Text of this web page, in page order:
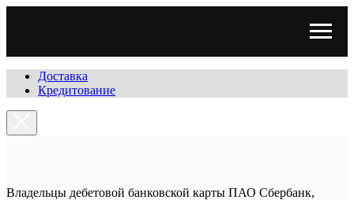
Доставка
Кредитование
Владельцы дебетовой банковской карты ПАО Сбербанк,